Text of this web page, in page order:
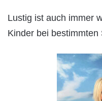
Lustig ist auch immer
Kinder bei bestimmten